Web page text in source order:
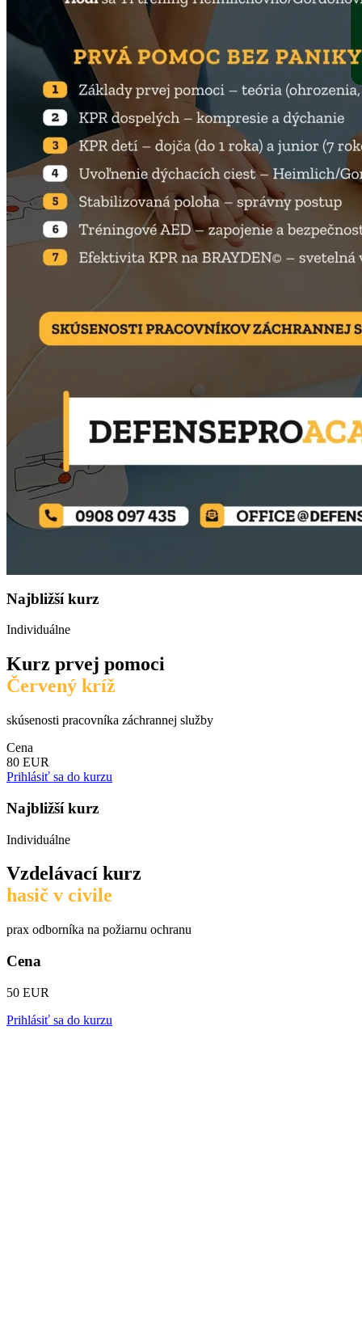
Najbližší kurz
Individuálne
Kurz prvej pomoci
Červený kríž
skúsenosti pracovníka záchrannej služby
Cena
80 EUR
Prihlásiť sa do kurzu
Najbližší kurz
Individuálne
Vzdelávací kurz
hasič v civile
prax odborníka na požiarnu ochranu
Cena
50 EUR
Prihlásiť sa do kurzu